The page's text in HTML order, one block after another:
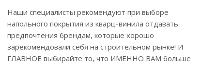
Наши специалисты рекомендуют при выборе
напольного покрытия из кварц-винила отдавать
предпочтения брендам, которые хорошо
зарекомендовали себя на строительном рынке! И
ГЛАВНОЕ выбирайте то, что ИМЕННО ВАМ больше